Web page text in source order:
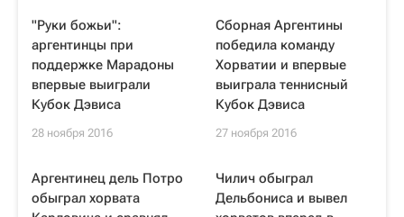
"Руки божьи":
аргентинцы при
поддержке Марадоны
впервые выиграли
Кубок Дэвиса
28 ноября 2016
Сборная Аргентины
победила команду
Хорватии и впервые
выиграла теннисный
Кубок Дэвиса
27 ноября 2016
Аргентинец дель Потро
обыграл хорвата
Чилич обыграл
Дельбониса и вывел